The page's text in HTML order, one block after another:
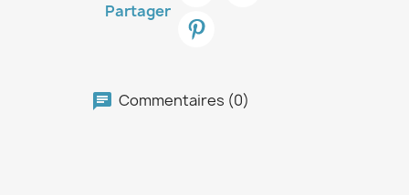
Partager
Commentaires (0)